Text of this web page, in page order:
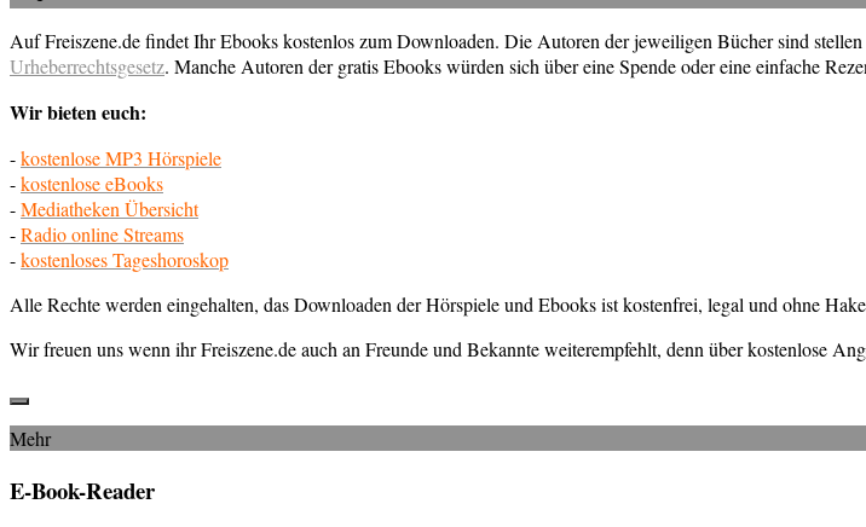
Auf Freiszene.de findet Ihr Ebooks kostenlos zum Downloaden. Die Autoren der jeweiligen Bücher sind
Urheberrechtsgesetz. Manche Autoren der gratis Ebooks würden sich über eine Spende oder eine einfache
Wir bieten euch:
-kostenlose MP3 Hörspiele
-kostenlose eBooks
-Mediatheken Übersicht
-Radio online Streams
-kostenloses Tageshoroskop
Alle Rechte werden eingehalten, das Downloaden der Hörspiele und Ebooks ist kostenfrei, legal und ohne
Wir freuen uns wenn ihr Freiszene.de auch an Freunde und Bekannte weiterempfehlt, denn über kostenlose
Mehr
E-Book-Reader